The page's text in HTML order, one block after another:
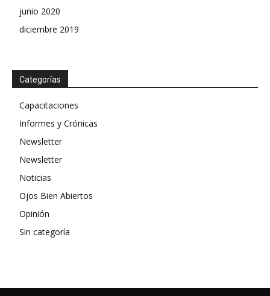
junio 2020
diciembre 2019
Categorías
Capacitaciones
Informes y Crónicas
Newsletter
Newsletter
Noticias
Ojos Bien Abiertos
Opinión
Sin categoría